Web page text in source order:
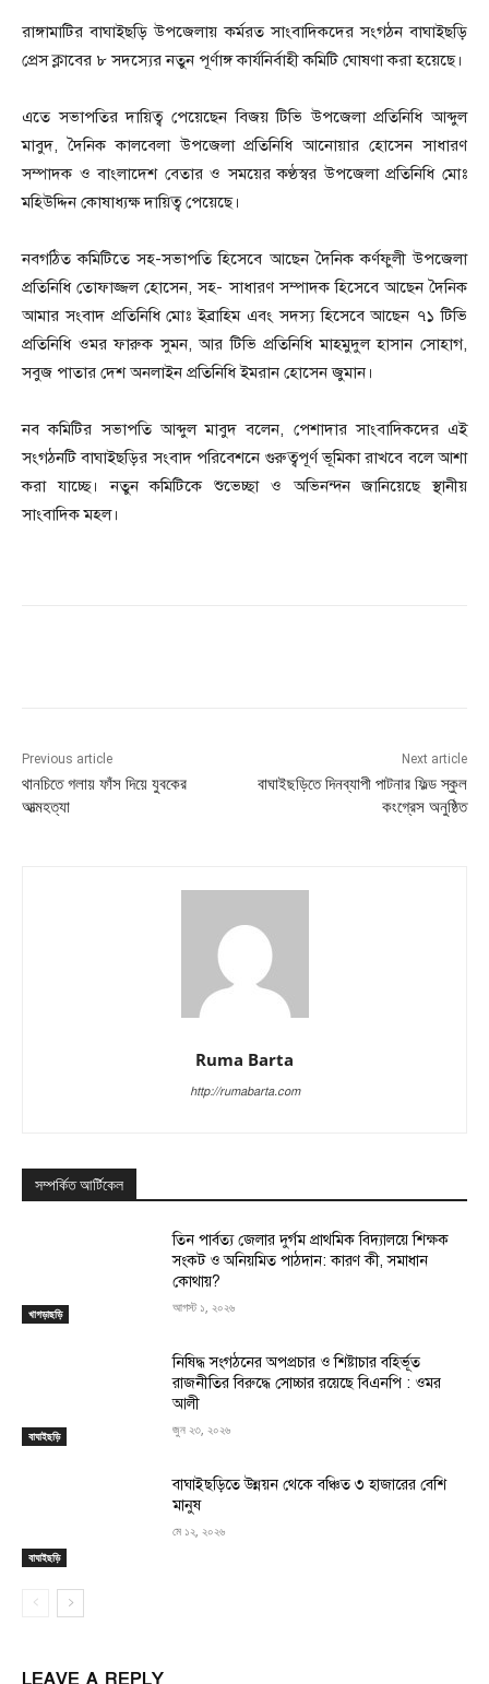
রাঙ্গামাটির বাঘাইছড়ি উপজেলায় কর্মরত সাংবাদিকদের সংগঠন বাঘাইছড়ি
প্রেস ক্লাবের ৮ সদস্যের নতুন পূর্ণাঙ্গ কার্যনির্বাহী কমিটি ঘোষণা করা হয়েছে।
এতে সভাপতির দায়িত্ব পেয়েছেন বিজয় টিভি উপজেলা প্রতিনিধি আব্দুল
মাবুদ, দৈনিক কালবেলা উপজেলা প্রতিনিধি আনোয়ার হোসেন সাধারণ
সম্পাদক ও বাংলাদেশ বেতার ও সময়ের কণ্ঠস্বর উপজেলা প্রতিনিধি মোঃ
মহিউদ্দিন কোষাধ্যক্ষ দায়িত্ব পেয়েছে।
নবগঠিত কমিটিতে সহ-সভাপতি হিসেবে আছেন দৈনিক কর্ণফুলী উপজেলা
প্রতিনিধি তোফাজ্জল হোসেন, সহ- সাধারণ সম্পাদক হিসেবে আছেন দৈনিক
আমার সংবাদ প্রতিনিধি মোঃ ইব্রাহিম এবং সদস্য হিসেবে আছেন ৭১ টিভি
প্রতিনিধি ওমর ফারুক সুমন, আর টিভি প্রতিনিধি মাহমুদুল হাসান সোহাগ,
সবুজ পাতার দেশ অনলাইন প্রতিনিধি ইমরান হোসেন জুমান।
নব কমিটির সভাপতি আব্দুল মাবুদ বলেন, পেশাদার সাংবাদিকদের এই
সংগঠনটি বাঘাইছড়ির সংবাদ পরিবেশনে গুরুত্বপূর্ণ ভূমিকা রাখবে বলে আশা
করা যাচ্ছে। নতুন কমিটিকে শুভেচ্ছা ও অভিনন্দন জানিয়েছে স্থানীয়
সাংবাদিক মহল।
Previous article
থানচিতে গলায় ফাঁস দিয়ে যুবকের
আত্মহত্যা
Next article
বাঘাইছড়িতে দিনব্যাপী পাটনার ফিল্ড স্কুল
কংগ্রেস অনুষ্ঠিত
Ruma Barta
http://rumabarta.com
সম্পর্কিত আর্টিকেল
খাগড়াছড়ি
তিন পার্বত্য জেলার দুর্গম প্রাথমিক বিদ্যালয়ে শিক্ষক
সংকট ও অনিয়মিত পাঠদান: কারণ কী, সমাধান
কোথায়?
আগস্ট ১, ২০২৬
বাঘাইছড়ি
নিষিদ্ধ সংগঠনের অপপ্রচার ও শিষ্টাচার বহির্ভূত
রাজনীতির বিরুদ্ধে সোচ্চার রয়েছে বিএনপি : ওমর
আলী
জুন ২৩, ২০২৬
বাঘাইছড়ি
বাঘাইছড়িতে উন্নয়ন থেকে বঞ্চিত ৩ হাজারের বেশি
মানুষ
মে ১২, ২০২৬